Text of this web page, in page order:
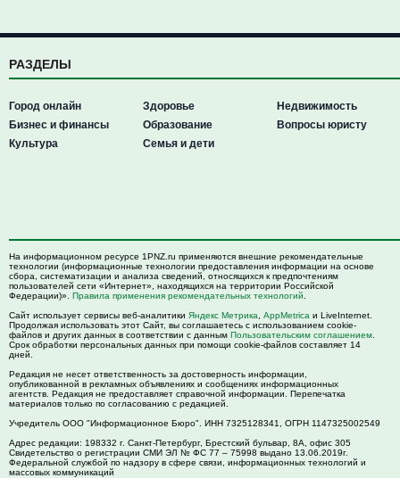
РАЗДЕЛЫ
Город онлайн
Бизнес и финансы
Культура
Здоровье
Образование
Семья и дети
Недвижимость
Вопросы юристу
На информационном ресурсе 1PNZ.ru применяются внешние рекомендательные
технологии (информационные технологии предоставления информации на основе
сбора, систематизации и анализа сведений, относящихся к предпочтениям
пользователей сети «Интернет», находящихся на территории Российской
Федерации)». Правила применения рекомендательных технологий
Сайт использует сервисы веб-аналитики Яндекс Метрика AppMetrica и LiveInternet.
Продолжая использовать этот Сайт, вы соглашаетесь с использованием cookie-
файлов и других данных в соответствии с данным Пользовательским соглашением
Срок обработки персональных данных при помощи cookie-файлов составляет 14
дней.
Редакция не несет ответственность за достоверность информации,
опубликованной в рекламных объявлениях и сообщениях информационных
агентств. Редакция не предоставляет справочной информации. Перепечатка
материалов только по согласованию с редакцией.
Учредитель ООО "Информационное Бюро". ИНН 7325128341, ОГРН 1147325002549
Адрес редакции: 198332 г. Санкт-Петербург, Брестский бульвар, 8А, офис 305
Свидетельство о регистрации СМИ ЭЛ № ФС 77 – 75998 выдано 13.06.2019г.
Федеральной службой по надзору в сфере связи, информационных технологий и
массовых коммуникаций